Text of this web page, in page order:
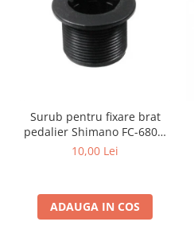
Surub pentru fixare brat
pedalier Shimano FC-6800,
M20
10,00 Lei
ADAUGA IN COS